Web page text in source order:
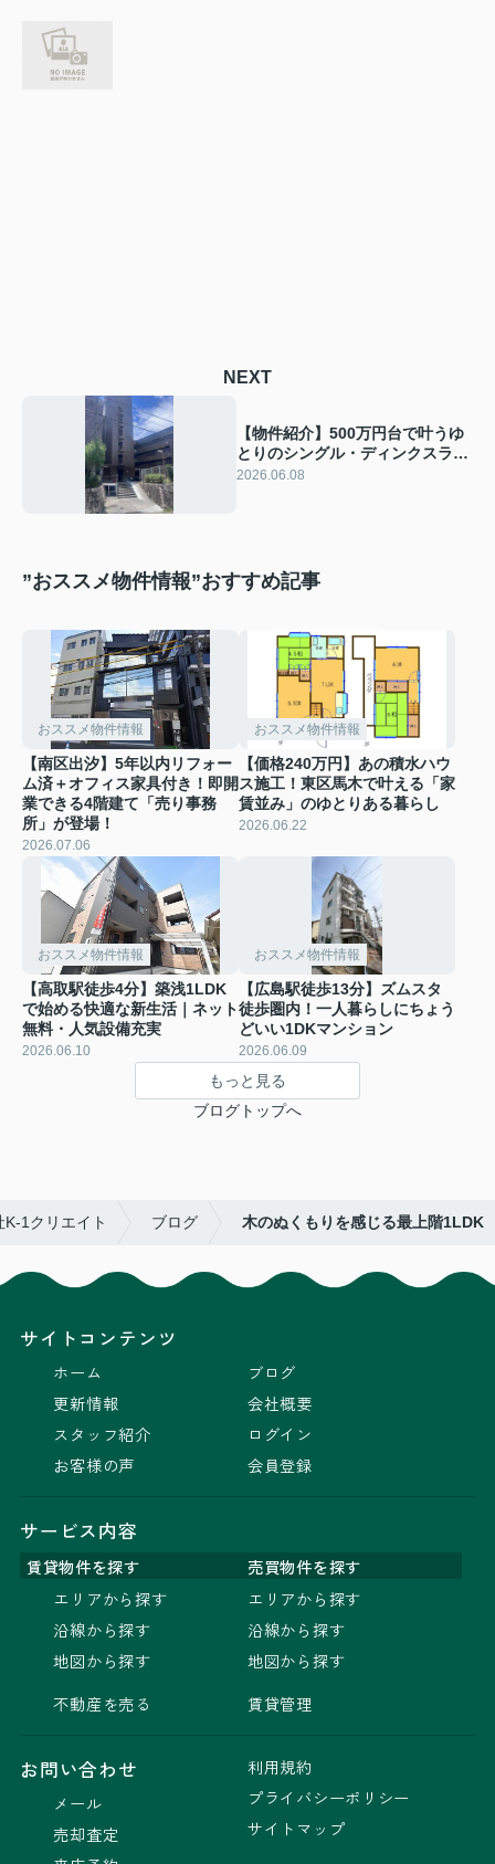
NEXT
【物件紹介】500万円台で叶うゆ
とりのシングル・ディンクスライ
フ！ライオンズマンション広島
2026.06.08
”おススメ物件情報”おすすめ記事
おススメ物件情報
【南区出汐】5年以内リフォー
ム済＋オフィス家具付き！即開
業できる4階建て「売り事務
所」が登場！
2026.07.06
おススメ物件情報
【価格240万円】あの積水ハウ
ス施工！東区馬木で叶える「家
賃並み」のゆとりある暮らし
2026.06.22
おススメ物件情報
【高取駅徒歩4分】築浅1LDK
で始める快適な新生活｜ネット
無料・人気設備充実
2026.06.10
おススメ物件情報
【広島駅徒歩13分】ズムスタ
徒歩圏内！一人暮らしにちょう
どいい1DKマンション
2026.06.09
もっと見る
ブログトップへ
1クリエイト ブログ 木のぬくもりを感じる最上階1LDK
サイトコンテンツ
ホーム
更新情報
スタッフ紹介
お客様の声
ブログ
会社概要
ログイン
会員登録
サービス内容
賃貸物件を探す
売買物件を探す
エリアから探す
沿線から探す
地図から探す
不動産を売る
エリアから探す
沿線から探す
地図から探す
賃貸管理
お問い合わせ
メール
売却査定
利用規約
プライバシーポリシー
サイトマップ